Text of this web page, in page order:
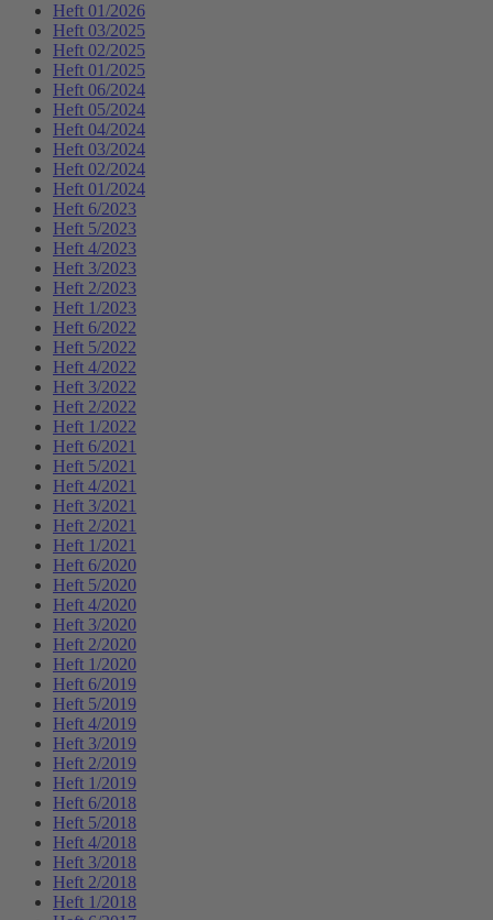
Heft 01/2026
Heft 03/2025
Heft 02/2025
Heft 01/2025
Heft 06/2024
Heft 05/2024
Heft 04/2024
Heft 03/2024
Heft 02/2024
Heft 01/2024
Heft 6/2023
Heft 5/2023
Heft 4/2023
Heft 3/2023
Heft 2/2023
Heft 1/2023
Heft 6/2022
Heft 5/2022
Heft 4/2022
Heft 3/2022
Heft 2/2022
Heft 1/2022
Heft 6/2021
Heft 5/2021
Heft 4/2021
Heft 3/2021
Heft 2/2021
Heft 1/2021
Heft 6/2020
Heft 5/2020
Heft 4/2020
Heft 3/2020
Heft 2/2020
Heft 1/2020
Heft 6/2019
Heft 5/2019
Heft 4/2019
Heft 3/2019
Heft 2/2019
Heft 1/2019
Heft 6/2018
Heft 5/2018
Heft 4/2018
Heft 3/2018
Heft 2/2018
Heft 1/2018